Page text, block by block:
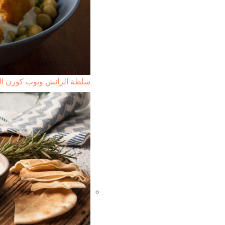
سلطة الرانش وبوب كورن